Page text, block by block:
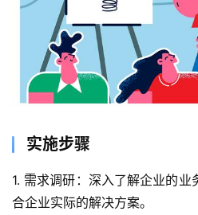
实施步骤
1. 需求调研：深入了解企业的
合企业实际的解决方案。